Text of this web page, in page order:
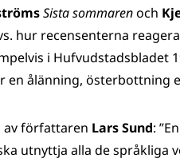
Sista sommarenoch
hur recensenterna
i Hufvudstadsbladet
en ålänning, österbottning
av författaren Lars Sund:
utnyttja alla de språkliga